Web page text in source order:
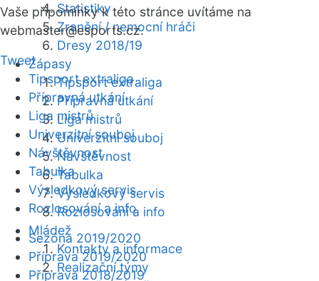
Statistiky
Zranění / nemocní hráči
Dresy 2018/19
Zápasy
Tipsport extraliga
Přípravná utkání
Liga mistrů
Univerzitní souboj
Návštěvnost
Tabulka
Výsledkový servis
Rozlosování a info
Mládež
Kontakty a informace
Realizační týmy
Vaše připomínky k této stránce uvítáme na
webmaster@esports.cz.
Tweet
Tipsport extraliga
Přípravná utkání
Liga mistrů
Univerzitní souboj
Návštěvnost
Tabulka
Výsledkový servis
Rozlosování a info
Sezóna 2019/2020
Příprava 2019/2020
Příprava 2018/2019